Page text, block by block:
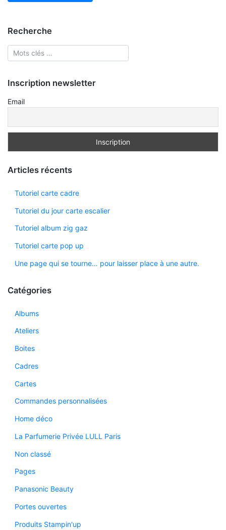
Recherche
Inscription newsletter
Email
Articles récents
Tutoriel carte cadre
Tutoriel du jour carte escalier
Tutoriel album zig gaz
Tutoriel carte pop up
Une page qui se tourne… pour laisser place à une autre.
Catégories
Albums
Ateliers
Boites
Cadres
Cartes
Commandes personnalisées
Home déco
La Parfumerie Privée LULL Paris
Non classé
Pages
Panasonic Beauty
Portes ouvertes
Produits Stampin'up